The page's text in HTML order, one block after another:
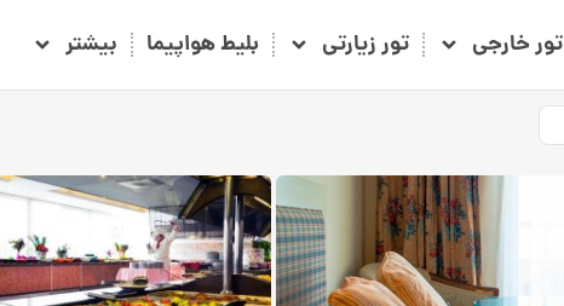
تور خارجی تور زیارتی بلیط هواپیما بیشتر